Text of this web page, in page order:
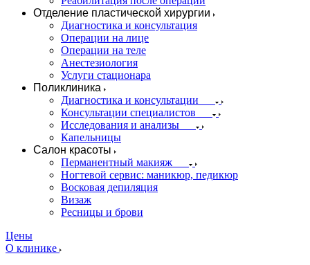
Отделение пластической хирургии
Диагностика и консультация
Операции на лице
Операции на теле
Анестезиология
Услуги стационара
Поликлиника
Диагностика и консультации
Консультации специалистов
Исследования и анализы
Капельницы
Салон красоты
Перманентный макияж
Ногтевой сервис: маникюр, педикюр
Восковая депиляция
Визаж
Ресницы и брови
Цены
О клинике